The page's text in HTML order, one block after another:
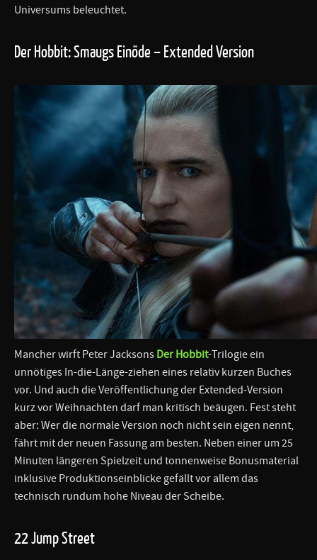
Universums beleuchtet.
Der Hobbit: Smaugs Einöde – Extended Version
Mancher wirft Peter Jacksons Der Hobbit-Trilogie ein
unnötiges In-die-Länge-ziehen eines relativ kurzen Buches
vor. Und auch die Veröffentlichung der Extended-Version
kurz vor Weihnachten darf man kritisch beäugen. Fest steht
aber: Wer die normale Version noch nicht sein eigen nennt,
fährt mit der neuen Fassung am besten. Neben einer um 25
Minuten längeren Spielzeit und tonnenweise Bonusmaterial
inklusive Produktionseinblicke gefällt vor allem das
technisch rundum hohe Niveau der Scheibe.
22 Jump Street